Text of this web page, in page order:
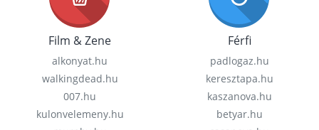
Film & Zene
alkonyat.hu
walkingdead.hu
007.hu
kulonvelemeny.hu
Férfi
padlogaz.hu
keresztapa.hu
kaszanova.hu
betyar.hu